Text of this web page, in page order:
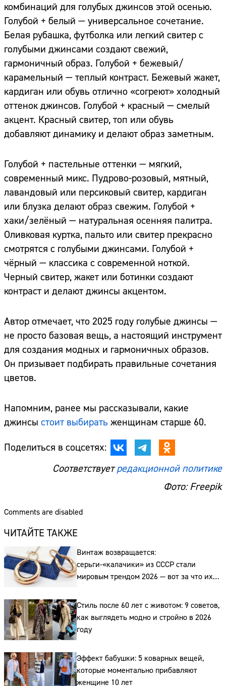
комбинаций для голубых джинсов этой осенью.
Голубой + белый — универсальное сочетание.
Белая рубашка, футболка или легкий свитер с
голубыми джинсами создают свежий,
гармоничный образ. Голубой + бежевый/
карамельный — теплый контраст. Бежевый жакет,
кардиган или обувь отлично «согреют» холодный
оттенок джинсов. Голубой + красный — смелый
акцент. Красный свитер, топ или обувь
добавляют динамику и делают образ заметным.
Голубой + пастельные оттенки — мягкий,
современный микс. Пудрово-розовый, мятный,
лавандовый или персиковый свитер, кардиган
или блузка делают образ свежим. Голубой +
хаки/зелёный — натуральная осенняя палитра.
Оливковая куртка, пальто или свитер прекрасно
смотрятся с голубыми джинсами. Голубой +
чёрный — классика с современной ноткой.
Черный свитер, жакет или ботинки создают
контраст и делают джинсы акцентом.
Автор отмечает, что 2025 году голубые джинсы —
не просто базовая вещь, а настоящий инструмент
для создания модных и гармоничных образов.
Он призывает подбирать правильные сочетания
цветов.
Напомним, ранее мы рассказывали, какие
джинсы стоит выбирать женщинам старше 60.
Поделиться в соцсетях:
Соответствуетредакционной политике
Фото: Freepik
Comments are disabled
ЧИТАЙТЕ ТАКЖЕ
Винтаж возвращается:
серьги-«калачики» из СССР стали
мировым трендом 2026 — вот за что их
Стиль после 60 лет с животом: 9 советов,
как выглядеть модно и стройно в 2026
году
Эффект бабушки: 5 коварных вещей,
которые моментально прибавляют
женщине 10 лет